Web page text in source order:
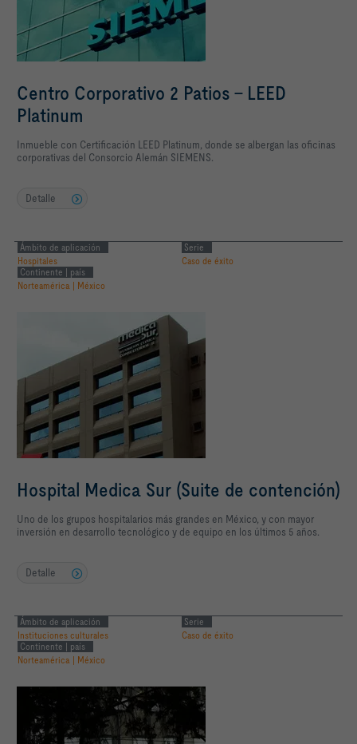
Centro Corporativo 2 Patios – LEED
Platinum
Inmueble con Certificación LEED Platinum, donde se albergan las oficinas
corporativas del Consorcio Alemán SIEMENS.
Detalle
Ámbito de aplicación
Hospitales
Serie
Caso de éxito
Continente | país
Norteamérica | México
Hospital Medica Sur (Suite de contención)
Uno de los grupos hospitalarios más grandes en México, y con mayor
inversión en desarrollo tecnológico y de equipo en los últimos 5 años.
Detalle
Ámbito de aplicación
Instituciones culturales
Serie
Caso de éxito
Continente | país
Norteamérica | México